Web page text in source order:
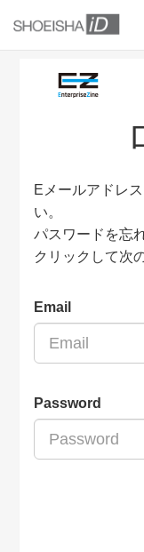
Eメールアドレ
い。
パスワードを忘
クリックして次
Email
Password